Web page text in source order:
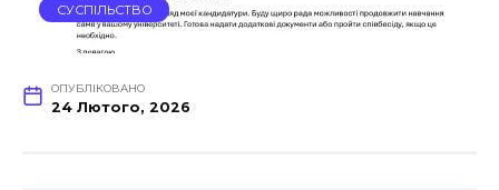
СУСПІЛЬСТВО
ОПУБЛІКОВАНО
24 Лютого, 2026